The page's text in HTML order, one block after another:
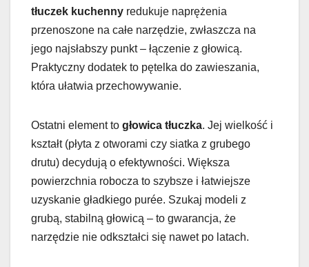
tłuczek kuchenny redukuje naprężenia
przenoszone na całe narzędzie, zwłaszcza na
jego najsłabszy punkt – łączenie z głowicą.
Praktyczny dodatek to pętelka do zawieszania,
która ułatwia przechowywanie.
Ostatni element to głowica tłuczka. Jej wielkość i
kształt (płyta z otworami czy siatka z grubego
drutu) decydują o efektywności. Większa
powierzchnia robocza to szybsze i łatwiejsze
uzyskanie gładkiego purée. Szukaj modeli z
grubą, stabilną głowicą – to gwarancja, że
narzędzie nie odkształci się nawet po latach.